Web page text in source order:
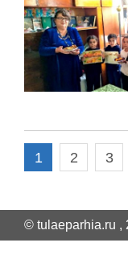
1 2 3
© tulaeparhia.ru ,